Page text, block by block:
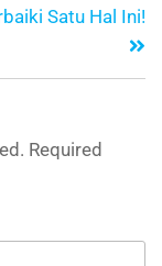
Satu Hal Ini!
Required